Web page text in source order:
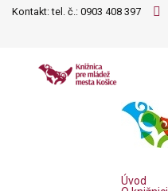
Kontakt: tel. č.: 0903 408 397
Úvod